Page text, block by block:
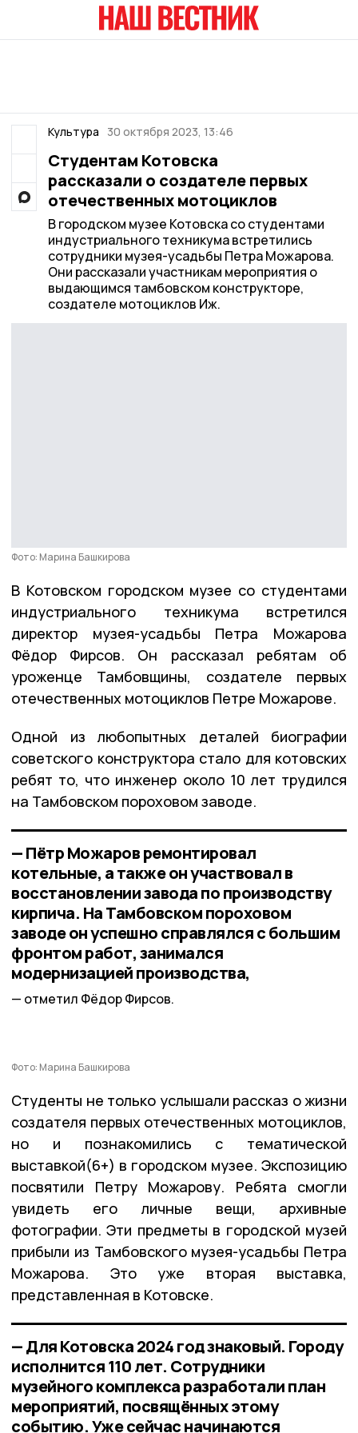
Культура 30 октября 2023, 13:46
Студентам Котовска
рассказали о создателе первых
отечественных мотоциклов
В городском музее Котовска со студентами
индустриального техникума встретились
сотрудники музея-усадьбы Петра Можарова.
Они рассказали участникам мероприятия о
выдающимся тамбовском конструкторе,
создателе мотоциклов Иж.
Фото: Марина Башкирова
В Котовском городском музее со студентами
индустриального техникума встретился
директор музея-усадьбы Петра Можарова
Фёдор Фирсов. Он рассказал ребятам об
уроженце Тамбовщины, создателе первых
отечественных мотоциклов Петре Можарове.
Одной из любопытных деталей биографии
советского конструктора стало для котовских
ребят то, что инженер около 10 лет трудился
на Тамбовском пороховом заводе.
— Пётр Можаров ремонтировал
котельные, а также он участвовал в
восстановлении завода по производству
кирпича. На Тамбовском пороховом
заводе он успешно справлялся с большим
фронтом работ, занимался
модернизацией производства,
отметил Фёдор Фирсов.
Фото: Марина Башкирова
Студенты не только услышали рассказ о жизни
создателя первых отечественных мотоциклов,
но и познакомились с тематической
выставкой(6+) в городском музее. Экспозицию
посвятили Петру Можарову. Ребята смогли
увидеть его личные вещи, архивные
фотографии. Эти предметы в городской музей
прибыли из Тамбовского музея-усадьбы Петра
Можарова. Это уже вторая выставка,
представленная в Котовске.
— Для Котовска 2024 год знаковый. Городу
исполнится 110 лет. Сотрудники
музейного комплекса разработали план
мероприятий, посвящённых этому
событию. Уже сейчас начинаются